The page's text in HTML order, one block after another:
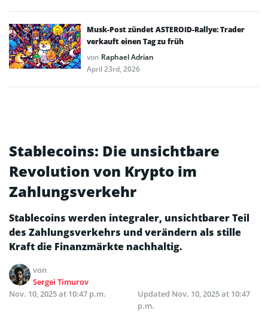
Musk-Post zündet ASTEROID-Rallye: Trader
verkauft einen Tag zu früh
von Raphael Adrian
April 23rd, 2026
Stablecoins: Die unsichtbare
Revolution von Krypto im
Zahlungsverkehr
Stablecoins werden integraler, unsichtbarer Teil
des Zahlungsverkehrs und verändern als stille
Kraft die Finanzmärkte nachhaltig.
von
Sergei Timurov
Nov. 10, 2025 at 10:47 p.m.
Updated Nov. 10, 2025 at 10:47
p.m.